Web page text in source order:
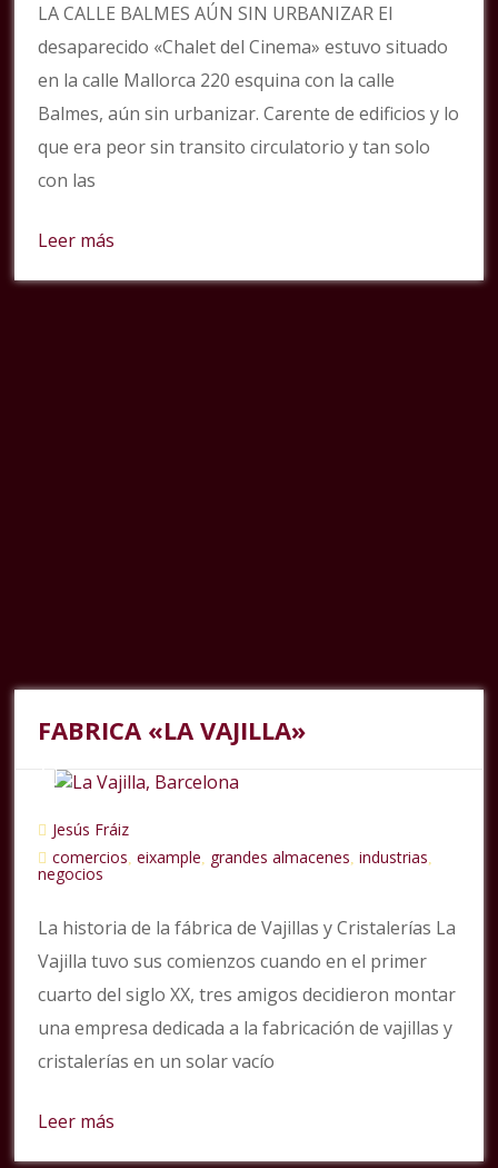
LA CALLE BALMES AÚN SIN URBANIZAR El
desaparecido «Chalet del Cinema» estuvo situado
en la calle Mallorca 220 esquina con la calle
Balmes, aún sin urbanizar. Carente de edificios y lo
que era peor sin transito circulatorio y tan solo
con las
Leer más
FABRICA «LA VAJILLA»
Jesús Fráiz
comercios,eixample, grandes almacenes,industrias,
negocios
La historia de la fábrica de Vajillas y Cristalerías La
Vajilla tuvo sus comienzos cuando en el primer
cuarto del siglo XX, tres amigos decidieron montar
una empresa dedicada a la fabricación de vajillas y
cristalerías en un solar vacío
Leer más